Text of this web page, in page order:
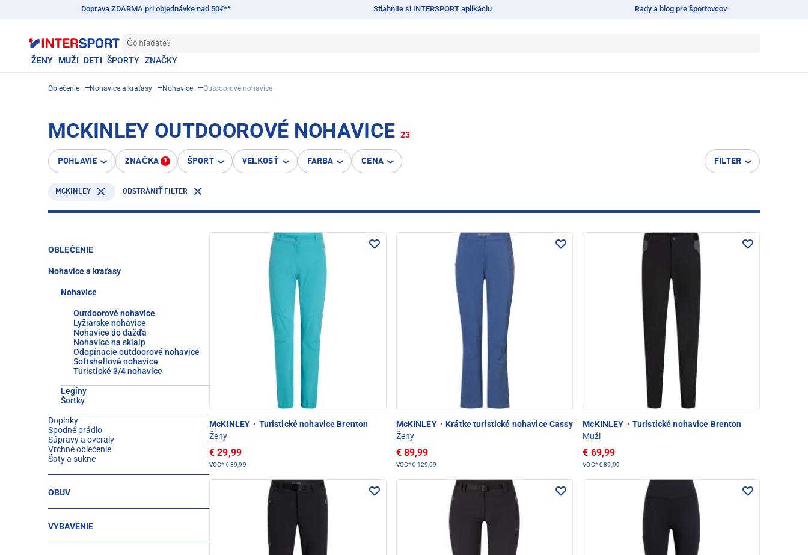
Doprava ZDARMA pri objednávke nad 50€** Stiahnite si INTERSPORT aplikáciu Rady a blog pre športovcov
Čo hľadáte?
ŽENY MUŽI DETI ŠPORTY ZNAČKY
Oblečenie Nohavice a kraťasy Nohavice Outdoorové nohavice
MCKINLEY OUTDOOROVÉ NOHAVICE 23
POHLAVIE ZNAČKA 1 ŠPORT VEĽKOSŤ FARBA CENA FILTER
MCKINLEY ODSTRÁNIŤ FILTER
OBLEČENIE
Nohavice a kraťasy
Nohavice
Outdoorové nohavice
Lyžiarske nohavice
Nohavice do dažďa
Nohavice na skialp
Odopínacie outdoorové nohavice
Softshellové nohavice
Turistické 3/4 nohavice
Legíny
Šortky
Doplnky
Spodné prádlo
Súpravy a overaly
Vrchné oblečenie
Šaty a sukne
OBUV
VYBAVENIE
McKINLEY · Turistické nohavice Brenton
Ženy
€ 29,99
VOC* € 89,99
McKINLEY · Krátke turistické nohavice Cassy
Ženy
€ 89,99
VOC*€ 129,99
McKINLEY · Turistické nohavice Brenton
Muži
€ 69,99
VOC*€ 89,99